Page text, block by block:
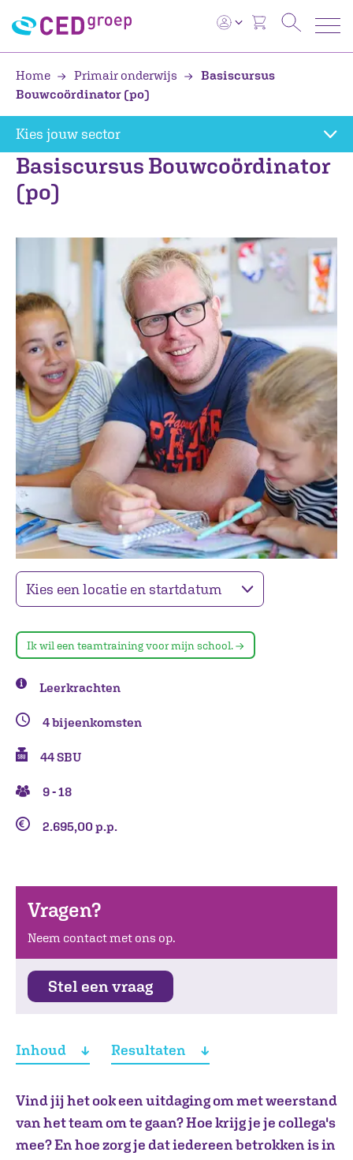
Home Primair onderwijs
Basiscursus
Bouwcoördinator (po)
Kies jouw sector
Basiscursus Bouwcoördinator
(po)
Ik wil een teamtraining voor mijn school.
Leerkrachten
4 bijeenkomsten
44 SBU
9 - 18
2.695,00 p.p.
Vragen?
Neem contact met ons op.
Stel een vraag
Inhoud Resultaten
Vind jij het ook een uitdaging om met weerstand
van het team om te gaan? Hoe krijg je je collega's
mee? En hoe zorg je dat iedereen betrokken is in